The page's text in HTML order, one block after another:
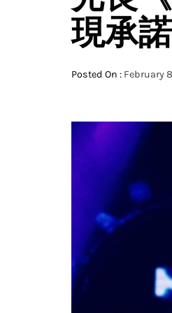
現承
Posted On : February